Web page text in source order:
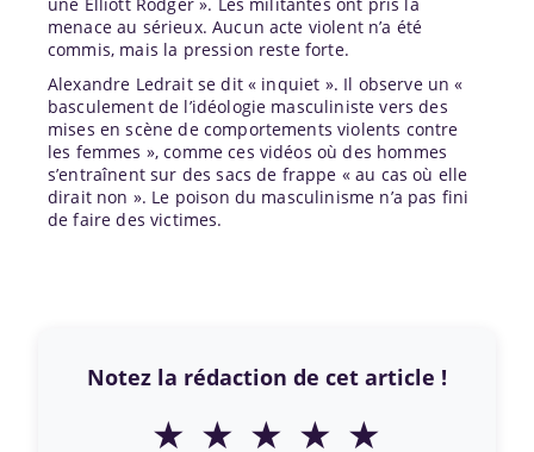
une Elliott Rodger ». Les militantes ont pris la
menace au sérieux. Aucun acte violent n’a été
commis, mais la pression reste forte.
Alexandre Ledrait se dit « inquiet ». Il observe un «
basculement de l’idéologie masculiniste vers des
mises en scène de comportements violents contre
les femmes », comme ces vidéos où des hommes
s’entraînent sur des sacs de frappe « au cas où elle
dirait non ». Le poison du masculinisme n’a pas fini
de faire des victimes.
Notez la rédaction de cet article !
★ ★ ★ ★ ★